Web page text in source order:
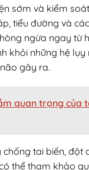
sớm và kiểm
tiểu đường và
ngừa ngay từ
khỏi những hệ
gây ra.
quan trọng của
tai biến, đột
thể tham khảo